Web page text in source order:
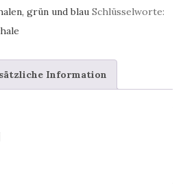
grün und blau Schlüsselworte:
Information